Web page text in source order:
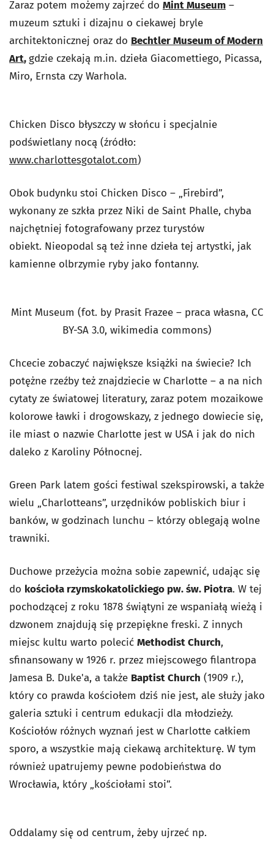
Zaraz potem możemy zajrzeć do Mint Museum –
muzeum sztuki i dizajnu o ciekawej bryle
architektonicznej oraz do Bechtler Museum of Modern
Art,gdzie czekają m.in. dzieła Giacomettiego, Picassa,
Miro, Ernsta czy Warhola.
Chicken Disco błyszczy w słońcu i specjalnie
podświetlany nocą (źródło:
www.charlottesgotalot.com)
Obok budynku stoi Chicken Disco – „Firebird”,
wykonany ze szkła przez Niki de Saint Phalle, chyba
najchętniej fotografowany przez turystów
obiekt. Nieopodal są też inne dzieła tej artystki, jak
kamienne olbrzymie ryby jako fontanny.
Mint Museum (fot. by Prasit Frazee – praca własna, CC
BY-SA 3.0, wikimedia commons)
Chcecie zobaczyć największe książki na świecie? Ich
potężne rzeźby też znajdziecie w Charlotte – a na nich
cytaty ze światowej literatury, zaraz potem mozaikowe
kolorowe ławki i drogowskazy, z jednego dowiecie się,
ile miast o nazwie Charlotte jest w USA i jak do nich
daleko z Karoliny Północnej.
Green Park latem gości festiwal szekspirowski, a także
wielu „Charlotteans”, urzędników pobliskich biur i
banków, w godzinach lunchu – którzy oblegają wolne
trawniki.
Duchowe przeżycia można sobie zapewnić, udając się
do kościoła rzymskokatolickiego pw. św. Piotra. W tej
pochodzącej z roku 1878 świątyni ze wspaniałą wieżą i
dzwonem znajdują się przepiękne freski. Z innych
miejsc kultu warto polecić Methodist Church,
sfinansowany w 1926 r. przez miejscowego filantropa
Jamesa B. Duke'a, a także Baptist Church (1909 r.),
który co prawda kościołem dziś nie jest, ale służy jako
galeria sztuki i centrum edukacji dla młodzieży.
Kościołów różnych wyznań jest w Charlotte całkiem
sporo, a wszystkie mają ciekawą architekturę. W tym
również upatrujemy pewne podobieństwa do
Wrocławia, który „kościołami stoi”.
Oddalamy się od centrum, żeby ujrzeć np.